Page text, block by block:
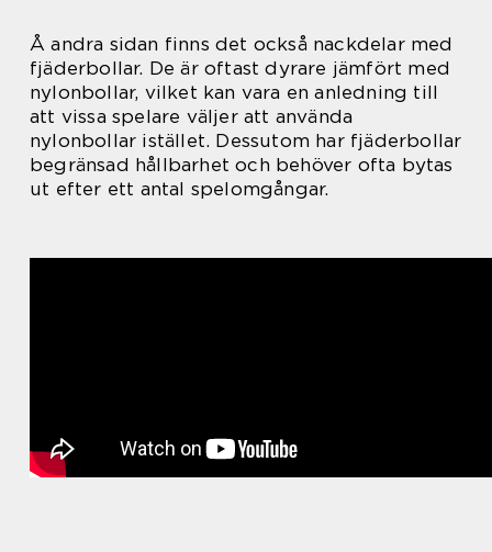
Å andra sidan finns det också nackdelar med
fjäderbollar. De är oftast dyrare jämfört med
nylonbollar, vilket kan vara en anledning till
att vissa spelare väljer att använda
nylonbollar istället. Dessutom har fjäderbollar
begränsad hållbarhet och behöver ofta bytas
ut efter ett antal spelomgångar.